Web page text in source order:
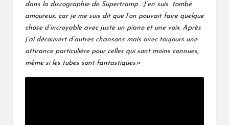
dans la discographie de Supertramp . J’en suis tombé
amoureux, car je me suis dit que l’on pouvait faire quelque
chose d’incroyable avec juste un piano et une voix. Après
j’ai découvert d’autres chansons mais avec toujours une
attirance particulière pour celles qui sont moins connues,
même si les tubes sont fantastiques.«